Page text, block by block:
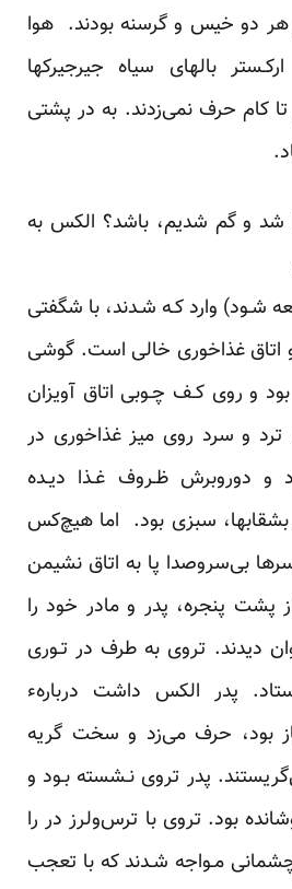
دو خیس و گرسنه بودند. هوا
بالهای سیاه جیرجیرکها
کام حرف‌ نمی‌زدند. به‌ در پشتی
شد و گم شدیم، باشد؟ الکس به
شـود)‌ وارد‌ کـه شـدند، با شگفتی
اتاق غذاخوری خالی است. گوشی
و روی کـف چـوبی اتاق آویزان
ترد و سرد روی میز غذاخوری‌ در‌
و دوروبرش ظـروف غـذا دیـده
سبزی بود. اما هیچ‌کس
بی‌سروصدا پا به اتاق نشیمن
از پشت پنجره، پدر و مادر خود را‌
دیدند. تروی به طرف در تـوری
پدر الکس داشت دربارهء
بود، حرف می‌زد و سخت گریه
پدر تروی نـشسته بـود و
بود. تروی با ترس‌ولرز در را
مـواجه شـدند که با‌ تعجب